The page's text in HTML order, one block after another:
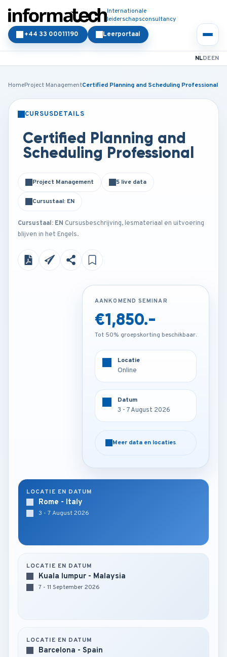
Internationale
leiderschapsconsultancy
Leerportaal
+44 33 00011190
NLDEEN
HomeProject ManagementCertified Planning and Scheduling Professional
CURSUSDETAILS
Certified Planning and
Scheduling Professional
Project Management 5 live data
Cursustaal: EN
Cursustaal: EN Cursusbeschrijving, lesmateriaal en uitvoering
blijven in het Engels.
AANKOMEND SEMINAR
€4,250.-
Tot 50% groepskorting beschikbaar.
3 - 7 August 2026
Meer data en locaties
AANKOMEND SEMINAR
€1,850.-
Tot 50% groepskorting beschikbaar.
Locatie
Online
Datum
3 - 7 August 2026
Meer data en locaties
LOCATIE EN DATUM
Rome - Italy
3 - 7 August 2026
LOCATIE EN DATUM
Kuala lumpur - Malaysia
7 - 11 September 2026
LOCATIE EN DATUM
Barcelona - Spain